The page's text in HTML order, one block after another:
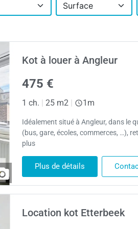
Surface
Kot à louer à Angleur
475 €
1 ch. 25 m2 1m
Idéalement situé à Angleur, dans le
(bus, gare, écoles, commerces, …),
plus
Plus de détails
Location kot Etterbeek